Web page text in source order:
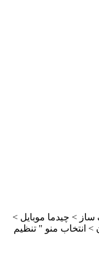
> چیدما موبایل >
انتخاب منو " تنظیم